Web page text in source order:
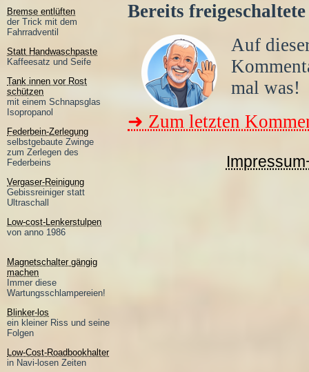
Bremse entlüften
der Trick mit dem
Fahrradventil
Statt Handwaschpaste
Kaffeesatz und Seife
Tank innen vor Rost
schützen
mit einem Schnapsglas
Isopropanol
Federbein-Zerlegung
selbstgebaute Zwinge
zum Zerlegen des
Federbeins
Vergaser-Reinigung
Gebissreiniger statt
Ultraschall
Low-cost-Lenkerstulpen
von anno 1986
Magnetschalter gängig
machen
Immer diese
Wartungsschlampereien!
Blinker-los
ein kleiner Riss und seine
Folgen
Low-Cost-Roadbookhalter
in Navi-losen Zeiten
Bereits
Auf
mal was!
➜ Zum letzten